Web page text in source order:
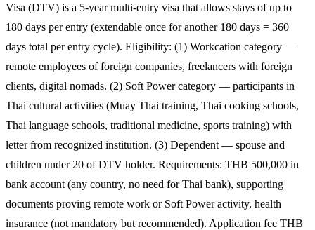
Visa (DTV) is a 5-year multi-entry visa that allows stays of up to
180 days per entry (extendable once for another 180 days = 360
days total per entry cycle). Eligibility: (1) Workcation category —
remote employees of foreign companies, freelancers with foreign
clients, digital nomads. (2) Soft Power category — participants in
Thai cultural activities (Muay Thai training, Thai cooking schools,
Thai language schools, traditional medicine, sports training) with
letter from recognized institution. (3) Dependent — spouse and
children under 20 of DTV holder. Requirements: THB 500,000 in
bank account (any country, no need for Thai bank), supporting
documents proving remote work or Soft Power activity, health
insurance (not mandatory but recommended). Application fee THB